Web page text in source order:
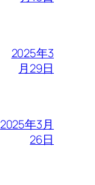
2025年3
月29日
2025年3月
26日